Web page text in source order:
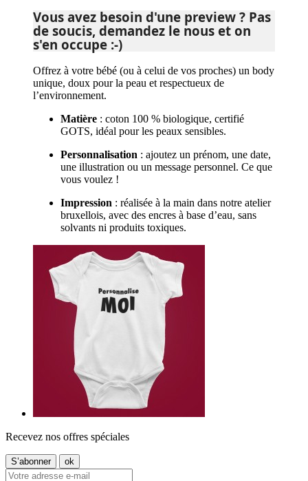
Vous avez besoin d'une preview ? Pas
de soucis, demandez le nous et on
s'en occupe :-)
Offrez à votre bébé (ou à celui de vos proches) un body
unique, doux pour la peau et respectueux de
l’environnement.
Matière : coton 100 % biologique, certifié
GOTS, idéal pour les peaux sensibles.
Personnalisation : ajoutez un prénom, une date,
une illustration ou un message personnel. Ce que
vous voulez !
Impression : réalisée à la main dans notre atelier
bruxellois, avec des encres à base d’eau, sans
solvants ni produits toxiques.
Recevez nos offres spéciales